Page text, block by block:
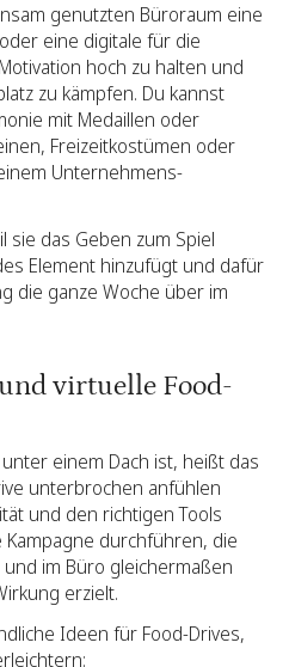
genutzten Büroraum eine
eine digitale für die
hoch zu halten und
zu kämpfen. Du kannst
mit Medaillen oder
Freizeitkostümen oder
Unternehmens-
sie das Geben zum Spiel
Element hinzufügt und dafür
die ganze Woche über im
virtuelle Food-
einem Dach ist, heißt das
unterbrochen anfühlen
und den richtigen Tools
durchführen, die
im Büro gleichermaßen
erzielt.
Ideen für Food-Drives,